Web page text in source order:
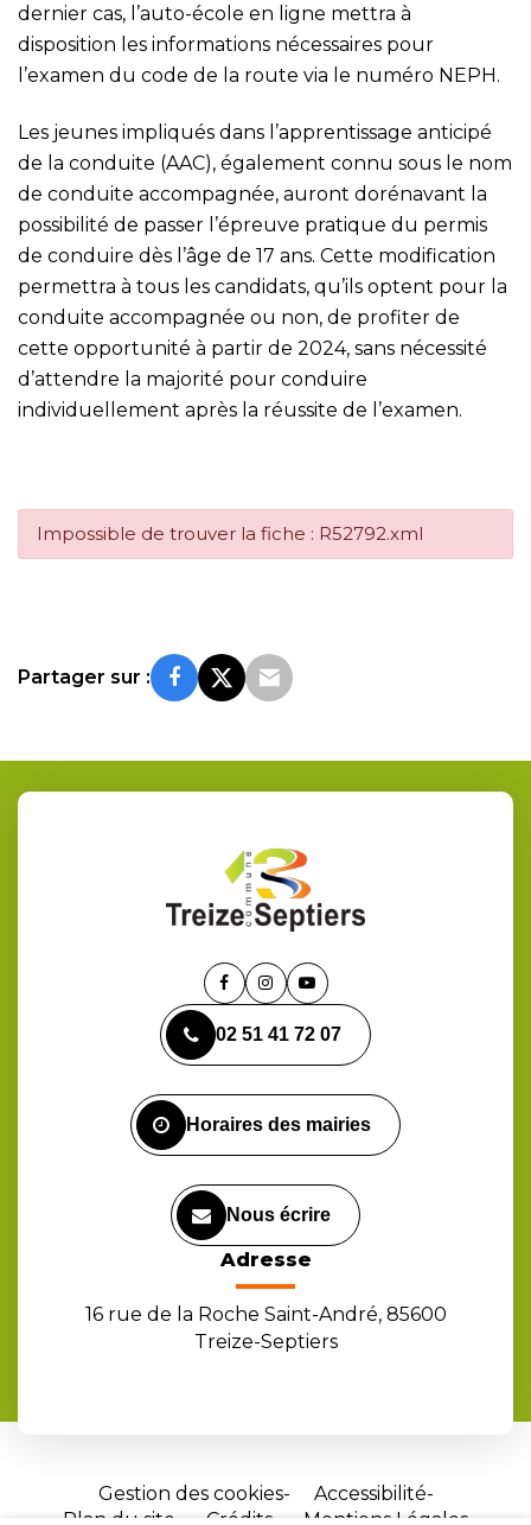
dernier cas, l’auto-école en ligne mettra à
disposition les informations nécessaires pour
l’examen du code de la route via le numéro NEPH.
Les jeunes impliqués dans l’apprentissage anticipé
de la conduite (AAC), également connu sous le nom
de conduite accompagnée, auront dorénavant la
possibilité de passer l’épreuve pratique du permis
de conduire dès l’âge de 17 ans. Cette modification
permettra à tous les candidats, qu’ils optent pour la
conduite accompagnée ou non, de profiter de
cette opportunité à partir de 2024, sans nécessité
d’attendre la majorité pour conduire
individuellement après la réussite de l’examen.
Impossible de trouver la fiche : R52792.xml
Partager sur :
Lien
le
compte
Lien
le
compte
Lien
la
chaîne
02 51 41 72 07
Horaires des mairies
Nous écrire
Adresse
16 rue de la Roche Saint-André, 85600
Treize-Septiers
Gestion des cookies
Accessibilité
Plan du site
Crédits Mentions Légales